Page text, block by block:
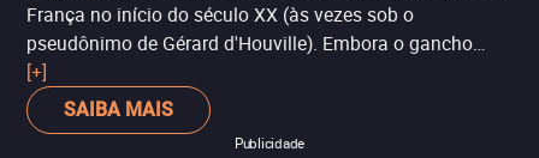
França no início do século XX (às vezes sob o
pseudônimo de Gérard d'Houville). Embora o gancho
para 'Curiosa' seja o triângulo amoroso entre ela e os
poetas Henri de Régnier e Pierre Louÿs, o filme vai muito
além disso, porque narra a emancipação de uma mulher
[+]
SAIBA MAIS
Publicidade